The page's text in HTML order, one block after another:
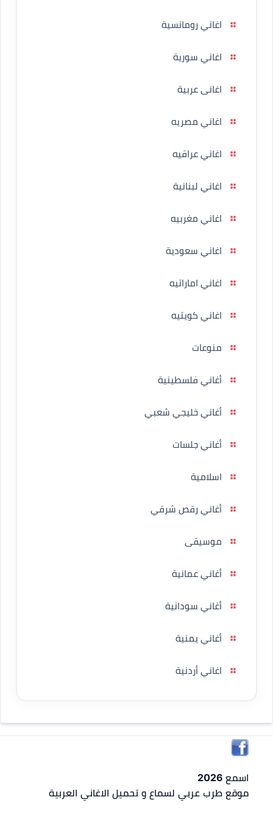
اغاني رومانسية
اغاني سورية
اغانى عربية
اغاني مصريه
اغاني عراقيه
اغاني لبنانية
اغاني مغربيه
اغاني سعودية
اغاني اماراتيه
اغاني كويتيه
منوعات
أغاني فلسطينية
أغاني خليجي شعبي
أغاني جلسات
اسلامية
أغاني رقص شرقي
موسيقى
أغاني عمانية
أغاني سودانية
أغاني يمنية
اغاني أردنية
اسمع 2026
موقع طرب عربي لسماع و تحميل الاغاني العربية